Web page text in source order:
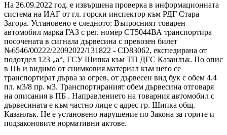
На 26.09.2022 год. е извършена проверка в информационната
система на ИАГ от гл. горски инспектор към РДГ Стара
Загора. Установено е следното: Въпросният товарен
автомобил марка ГАЗ с рег. номер СТ5044ВА транспортира
посочената в сигнала дървесина с превозен билет
№6546/00222/22092022/131822 - CD83062, експедирана от
подотдел 123 „а“, ГСУ Шипка към ТП ДГС Казанлък. По опис
в ПБ и видимо от снимковия материал към него се
транспортират дърва за огрев, от дървесен вид бук с обем 4.4
пл. м3/8 пр. м3. Транспортираният обем дървесина отговаря
на описания в ПБ . Направлението на товарния автомобил с
дървесината е към частно лице с адрес гр. Шипка общ.
Казанлък. Не е установено нарушение по Закона за горите и
подзаконовите нормативни актове.